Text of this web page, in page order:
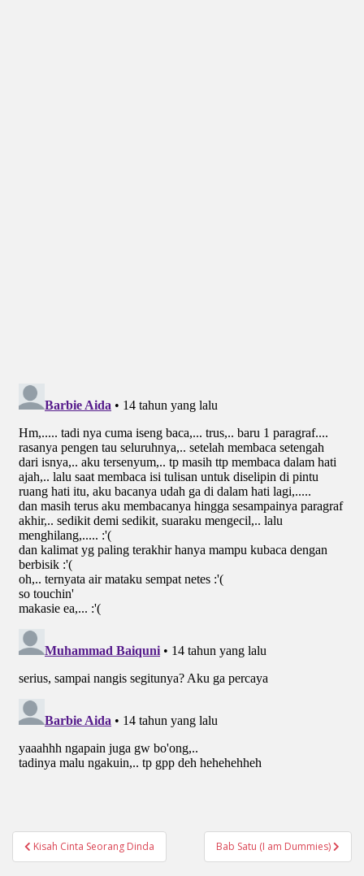
Navigasi
pos
Kisah Cinta Seorang Dinda Bab Satu (I am Dummies)